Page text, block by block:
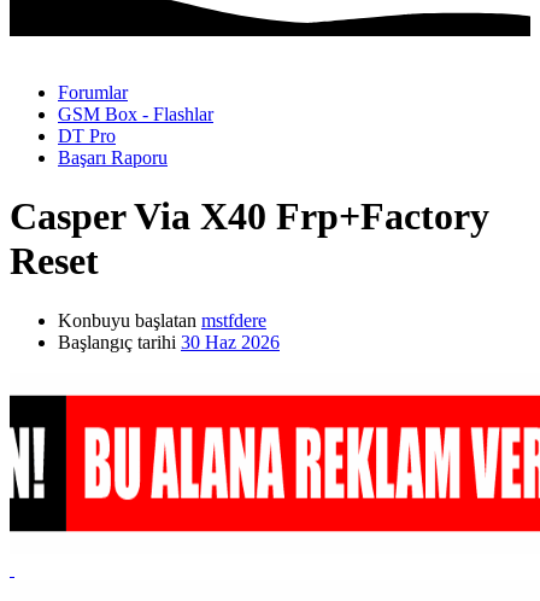
Forumlar
GSM Box - Flashlar
DT Pro
Başarı Raporu
Casper Via X40 Frp+Factory
Reset
Konbuyu başlatan mstfdere
Başlangıç tarihi 30 Haz 2026